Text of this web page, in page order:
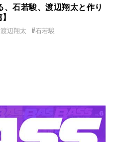
石若駿、渡辺翔太と作り
辺翔太 #石若駿